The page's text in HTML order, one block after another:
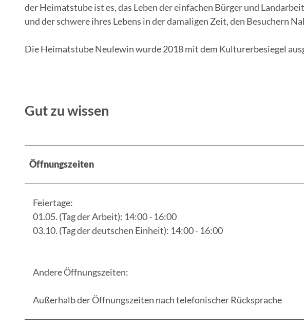
der Heimatstube ist es, das Leben der einfachen Bürger und
und der schwere ihres Lebens in der damaligen Zeit, den Besuchern
Die Heimatstube Neulewin wurde 2018 mit dem Kulturerbesiegel
Gut zu wissen
Öffnungszeiten
Feiertage:
01.05. (Tag der Arbeit): 14:00 - 16:00
03.10. (Tag der deutschen Einheit): 14:00 - 16:00
Andere Öffnungszeiten:
Außerhalb der Öffnungszeiten nach telefonischer Rücksprache